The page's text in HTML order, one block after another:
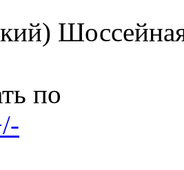
по